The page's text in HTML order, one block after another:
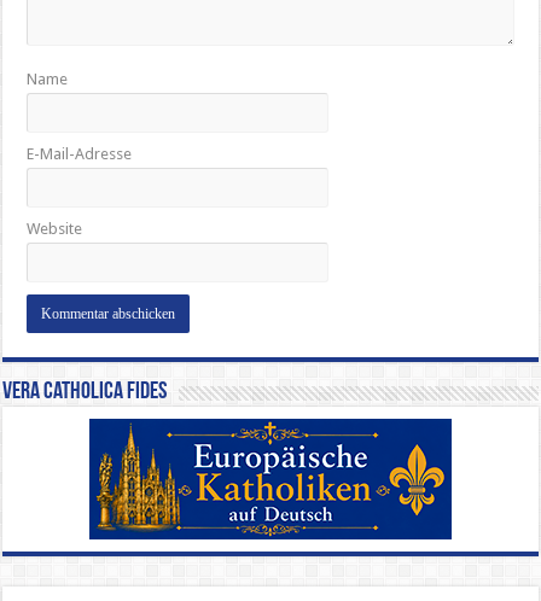
Name
E-Mail-Adresse
Website
Vera Catholica Fides